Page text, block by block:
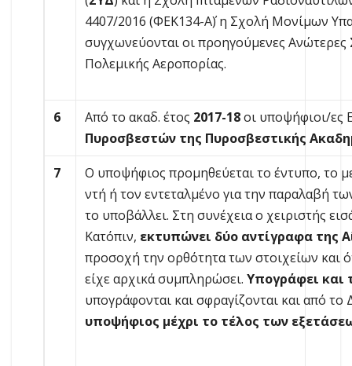
4407/2016 (ΦΕΚ134-Α΄) η Σχολή Μονίμων
συγχωνεύονται οι προηγούμενες
Πολεμικής Αεροπορίας.
6 Από το ακαδ. έτος 2017-18οι υποψήφιοι/ες
Πυροσβεστών της Πυροσβεστικής
7
Ο υποψήφιος προμηθεύεται το έντυπο, το
ντή ή τον εντεταλμένο για την παραλαβή
το υποβάλλει. Στη συνέχεια ο χειριστής
Κατόπιν, εκτυπώνει δύο αντίγραφα της
προσοχή την ορθότητα των στοιχείων και
είχε αρχικά συμπληρώσει.Υπογράφει και
υπογράφονται και σφραγίζονται και από
υποψήφιος μέχρι το τέλος των